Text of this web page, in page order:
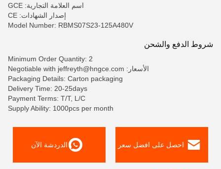
اسم العلامة التجارية: GCE
إصدار الشهادات: CE
Model Number: RBMS07S23-125A480V
شروط الدفع والشحن
Minimum Order Quantity: 2
الأسعار: Negotiable with jeffreyth@hngce.com
Packaging Details: Carton packaging
Delivery Time: 20-25days
Payment Terms: T/T, L/C
Supply Ability: 1000pcs per month
احصل على افضل سعر الدردشة الآن